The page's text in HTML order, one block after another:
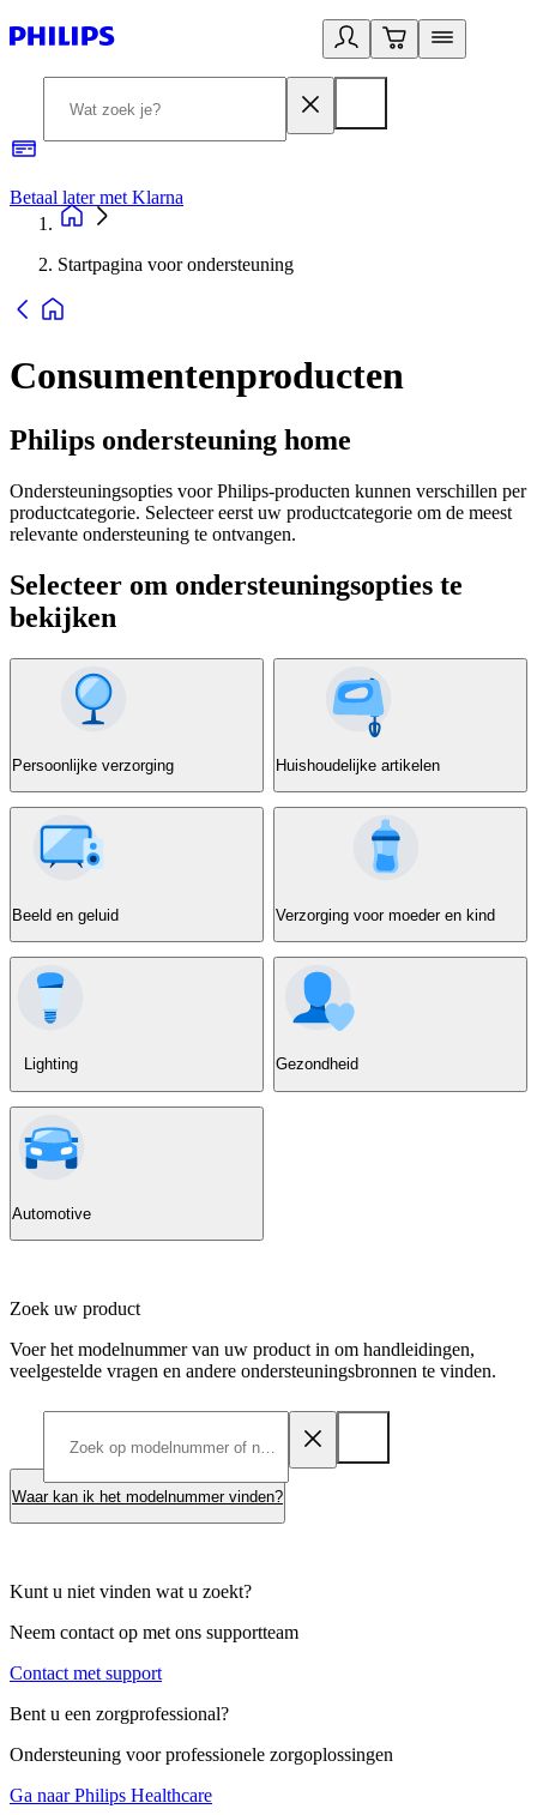
Betaal later met Klarna
Startpagina voor ondersteuning
Consumentenproducten
Philips ondersteuning home
Ondersteuningsopties voor Philips-producten kunnen verschillen per
productcategorie. Selecteer eerst uw productcategorie om de meest
relevante ondersteuning te ontvangen.
Selecteer om ondersteuningsopties te
bekijken
Persoonlijke verzorging Huishoudelijke artikelen
Beeld en geluid Verzorging voor moeder en kind
Lighting Gezondheid
Automotive
Zoek uw product
Voer het modelnummer van uw product in om handleidingen,
veelgestelde vragen en andere ondersteuningsbronnen te vinden.
Waar kan ik het modelnummer vinden?
Kunt u niet vinden wat u zoekt?
Neem contact op met ons supportteam
Contact met support
Bent u een zorgprofessional?
Ondersteuning voor professionele zorgoplossingen
Ga naar Philips Healthcare